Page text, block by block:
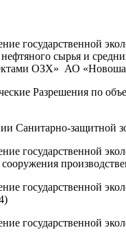
государственной
сырья и
ОЗХ» АО
Разрешения по
Санитарно-защитной
государственной
государственной
государственной